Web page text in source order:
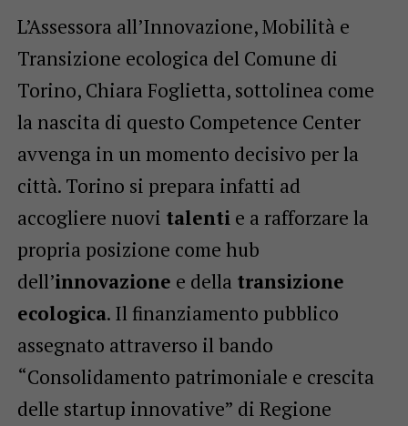
L’Assessora all’Innovazione, Mobilità e
Transizione ecologica del Comune di
Torino, Chiara Foglietta, sottolinea come
la nascita di questo Competence Center
avvenga in un momento decisivo per la
città. Torino si prepara infatti ad
accogliere nuovi talentie a rafforzare la
propria posizione come hub
dell’innovazione e della transizione
ecologica. Il finanziamento pubblico
assegnato attraverso il bando
“Consolidamento patrimoniale e crescita
delle startup innovative” di Regione